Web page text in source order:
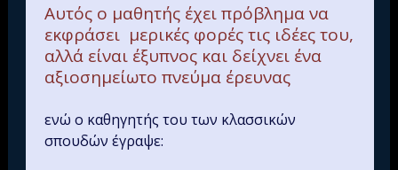
Αυτός ο μαθητής έχει πρόβλημα να
εκφράσει μερικές φορές τις ιδέες του,
αλλά είναι έξυπνος και δείχνει ένα
αξιοσημείωτο πνεύμα έρευνας
ενώ ο καθηγητής του των κλασσικών
σπουδών έγραψε: